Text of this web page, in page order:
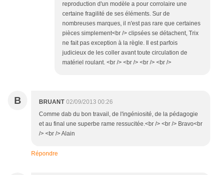
reproduction d'un modèle a pour corrolaire une
certaine fragilité de ses éléments. Sur de
nombreuses marques, il n'est pas rare que certaines
pièces simplement<br /> clipsées se détachent, Trix
ne fait pas exception à la règle. Il est parfois
judicieux de les coller avant toute circulation de
matériel roulant. <br /> <br /> <br /> <br />
B BRUANT 02/09/2013 00:26
Comme dab du bon travail, de l'ingéniosité, de la pédagogie
et au final une superbe rame ressucitée.<br /> <br /> Bravo<br
/> <br /> Alain
Répondre